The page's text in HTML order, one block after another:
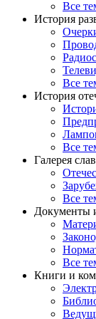
Все
История
Все
История
Все
Галерея
Все
Документы
Все
Книги и